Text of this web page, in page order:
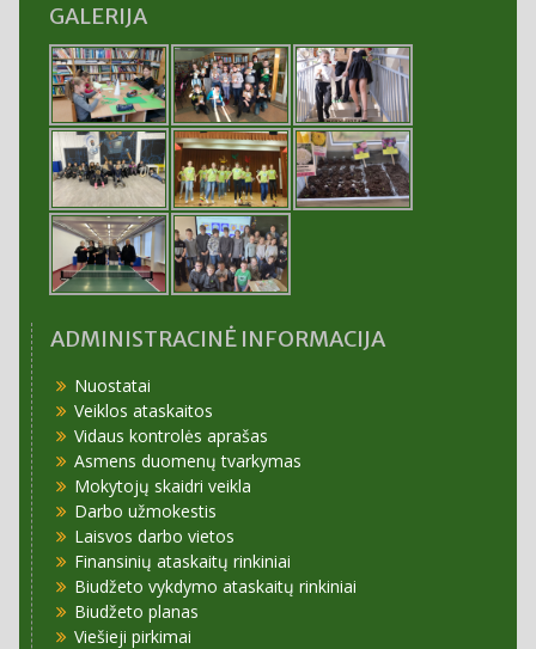
GALERIJA
ADMINISTRACINĖ INFORMACIJA
Nuostatai
Veiklos ataskaitos
Vidaus kontrolės aprašas
Asmens duomenų tvarkymas
Mokytojų skaidri veikla
Darbo užmokestis
Laisvos darbo vietos
Finansinių ataskaitų rinkiniai
Biudžeto vykdymo ataskaitų rinkiniai
Biudžeto planas
Viešieji pirkimai